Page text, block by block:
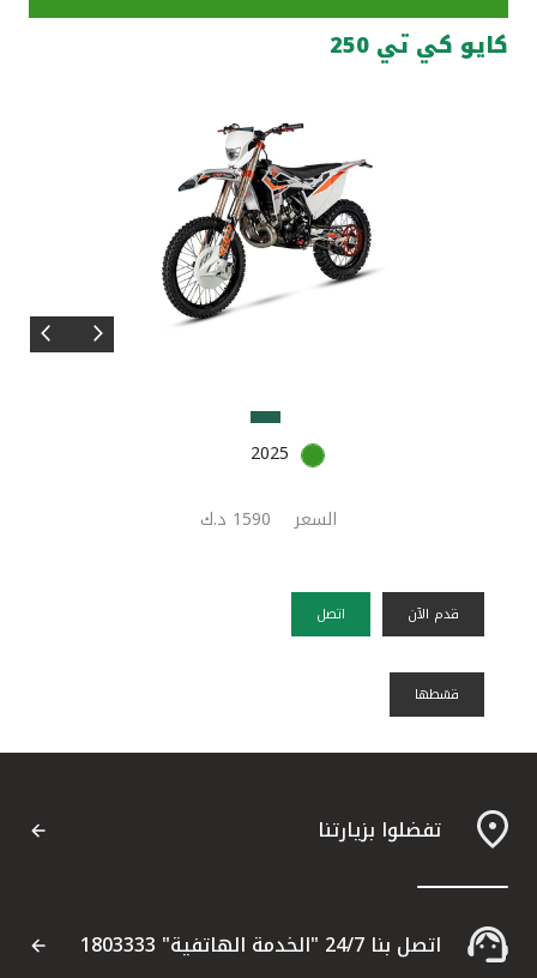
مواقع الفروع وأجهزة الصرف الآلي
كايو كي تي 250
2025
السعر
قدم الآن اتصل
قسًطها
تفضلوا بزيارتنا
اتصل بنا 24/7 "الخدمة الهاتفية" 1803333